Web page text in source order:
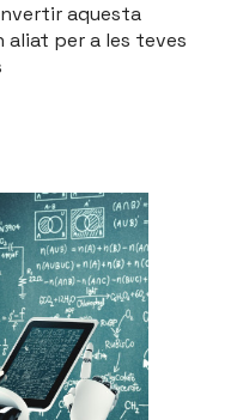
aquesta
aliat per a les teves